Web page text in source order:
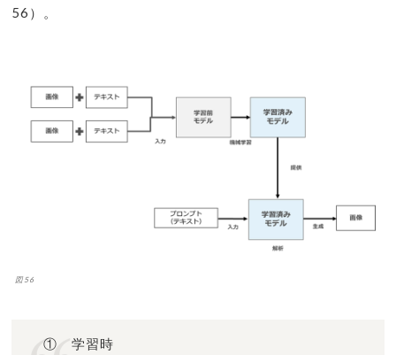
56）。
図56
① 学習時